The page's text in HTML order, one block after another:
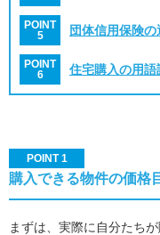
POINT
5
団体信用保険の
POINT
6
住宅購入の用語
POINT 1
購入できる物件の価格
まずは、実際に自分たち